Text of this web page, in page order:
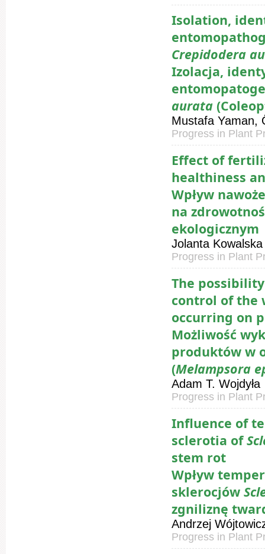
Isolation,
Crepidodera
Izolacja,
aurata
Mustafa Yaman,
Progress in Plant
Effect of
healthiness
Wpływ
na
ekologicznym
Jolanta Kowalska
Progress in Plant
The
control of the
occurring on
Możliwość
produktów w
(Melampsora
Adam T. Wojdyła
Progress in Plant
Influence of
sclerotia of
stem rot
Wpływ
sklerocjów
zgniliznę
Andrzej
Progress in Plant